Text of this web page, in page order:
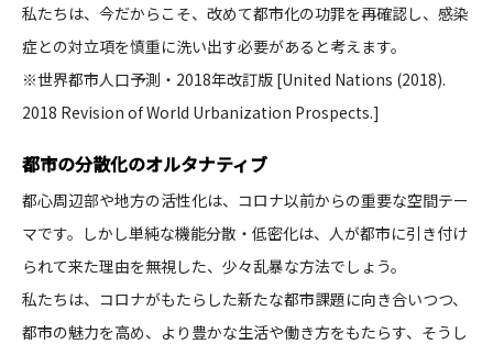
私たちは、今だからこそ、改めて都市化の功罪を再確認し、感染
症との対立項を慎重に洗い出す必要があると考えます。​
※世界都市人口予測・2018年改訂版 [United Nations (2018).
2018 Revision of World Urbanization Prospects.]​
都市の分散化のオルタナティブ​
都心周辺部や地方の活性化は、コロナ以前からの重要な空間テー
マです。しかし単純な機能分散・低密化は、人が都市に引き付け
られて来た理由を無視した、少々乱暴な方法でしょう。​
私たちは、コロナがもたらした新たな都市課題に向き合いつつ、
都市の魅力を高め、より豊かな生活や働き方をもたらす、そうし